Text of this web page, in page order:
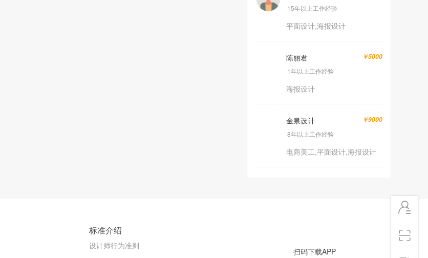
15年以上工作经验
平面设计,海报设计
陈丽君
￥5000
1年以上工作经验
海报设计
金泉设计
￥9000
8年以上工作经验
电商美工,平面设计,海报设计
标准介绍
设计师行为准则
扫码下载APP